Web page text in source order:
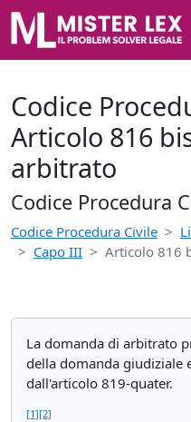
Codice
Articolo 816
arbitrato
Codice Procedura
Codice Procedura Civile
Capo III
Articolo 816
La domanda di arbitrato
della domanda giudiziale
dall'articolo 819-quater.
[1][2]